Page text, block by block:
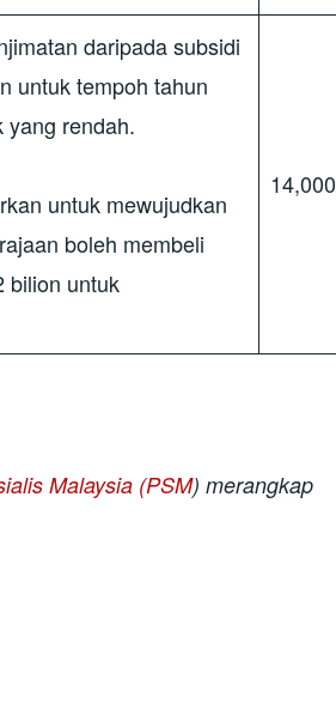
daripada subsidi
untuk tempoh tahun
yang rendah.
untuk mewujudkan
boleh membeli
bilion untuk
14,000
Malaysia (PSM) merangkap